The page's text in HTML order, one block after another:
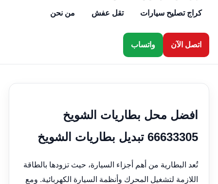
كراج تصليح سيارات تقل عفش من نحن
اتصل الآن واتساب
افضل محل بطاريات الشويخ
66633305 تبديل بطاريات الشويخ
تُعد البطارية من أهم أجزاء السيارة، حيث تزودها بالطاقة
اللازمة لتشغيل المحرك وأنظمة السيارة الكهربائية. ومع